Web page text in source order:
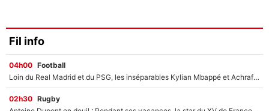
Fil info
04h00 Football
Loin du Real Madrid et du PSG, les inséparables Kylian Mbappé et Achraf Hakimi changent d'équipe le temps d'une journée !
02h30 Rugby